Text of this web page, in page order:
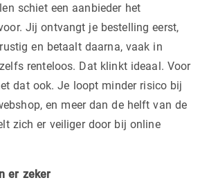
schiet een aanbieder het
Jij ontvangt je bestelling eerst,
en betaalt daarna, vaak in
renteloos. Dat klinkt ideaal. Voor
dat ook. Je loopt minder risico bij
en meer dan de helft van de
zich er veiliger door bij online
er zeker